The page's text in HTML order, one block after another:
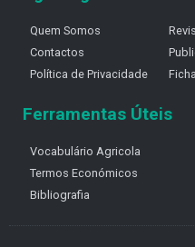
Quem Somos
Contactos
Política de Privacidade
Ferramentas Úteis
Vocabulário Agricola
Termos Económicos
Bibliografia